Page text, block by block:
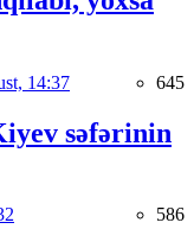
14:37 645
səfərinin
586